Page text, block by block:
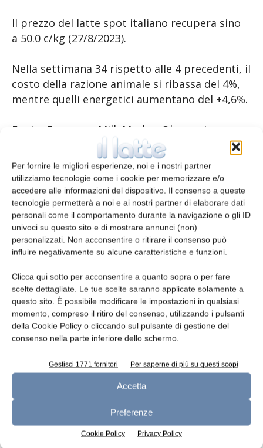
Per fornire le migliori esperienze, noi e i nostri partner
utilizziamo tecnologie come i cookie per memorizzare e/o
accedere alle informazioni del dispositivo. Il consenso a queste
tecnologie permetterà a noi e ai nostri partner di elaborare dati
personali come il comportamento durante la navigazione o gli ID
univoci su questo sito e di mostrare annunci (non)
personalizzati. Non acconsentire o ritirare il consenso può
influire negativamente su alcune caratteristiche e funzioni.
Clicca qui sotto per acconsentire a quanto sopra o per fare
scelte dettagliate. Le tue scelte saranno applicate solamente a
questo sito. È possibile modificare le impostazioni in qualsiasi
momento, compreso il ritiro del consenso, utilizzando i pulsanti
della Cookie Policy o cliccando sul pulsante di gestione del
consenso nella parte inferiore dello schermo.
Gestisci 1771 fornitori Per saperne di più su questi scopi
Accetta
Preferenze
Cookie Policy Privacy Policy
Il prezzo del latte spot italiano recupera sino
a 50.0 c/kg (27/8/2023).
Nella settimana 34 rispetto alle 4 precedenti, il
costo della razione animale si ribassa del 4%,
mentre quelli energetici aumentano del +4,6%.
Fonte: European Milk Market Observatory
TAGS dairy dashboard
Articolo precedente
Automatizzare il processo
Articolo successivo
Guida FIL-IDF alla prevenzione
ARTICOLI CORRELATI ALTRO DALL'AUTORE